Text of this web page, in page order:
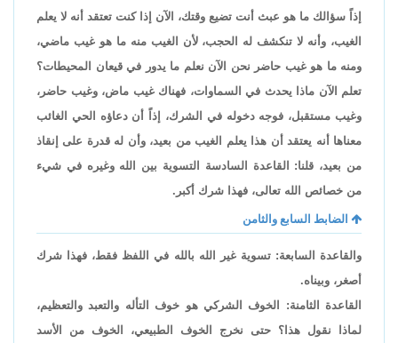
إذاً سؤالك ما هو عبث أنت تضيع وقتك، الآن إذا كنت تعتقد أنه لا يعلم
الغيب، وأنه لا تنكشف له الحجب، لأن الغيب منه ما هو غيب ماضي،
ومنه ما هو غيب حاضر نحن الآن نعلم ما يدور في قيعان المحيطات؟
تعلم الآن ماذا يحدث في السماوات، فهناك غيب ماض، وغيب حاضر،
وغيب مستقبل، فوجه دخوله في الشرك، إذاً أن دعاؤه الحي الغائب
معناها أنه يعتقد أن هذا يعلم الغيب من بعيد، وأن له قدرة على إنقاذ
من بعيد، قلنا: القاعدة السادسة التسوية بين الله وغيره في شيء
من خصائص الله تعالى، فهذا شرك أكبر.
الضابط السابع والثامن
والقاعدة السابعة: تسوية غير الله بالله في اللفظ فقط، فهذا شرك
أصغر، وبيناه.
القاعدة الثامنة: الخوف الشركي هو خوف التأله والتعبد والتعظيم،
لماذا نقول هذا؟ حتى نخرج الخوف الطبيعي، الخوف من الأسد